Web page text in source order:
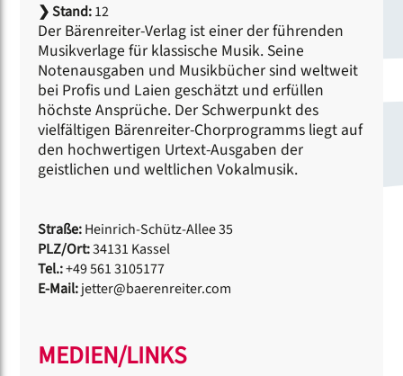
❯Stand:12
Der Bärenreiter-Verlag ist einer der führenden
Musikverlage für klassische Musik. Seine
Notenausgaben und Musikbücher sind weltweit
bei Profis und Laien geschätzt und erfüllen
höchste Ansprüche. Der Schwerpunkt des
vielfältigen Bärenreiter-Chorprogramms liegt auf
den hochwertigen Urtext-Ausgaben der
geistlichen und weltlichen Vokalmusik.
Straße:Heinrich-Schütz-Allee 35
PLZ/Ort:34131 Kassel
Tel.:+49 561 3105177
E-Mail:jetter@baerenreiter.com
MEDIEN/LINKS